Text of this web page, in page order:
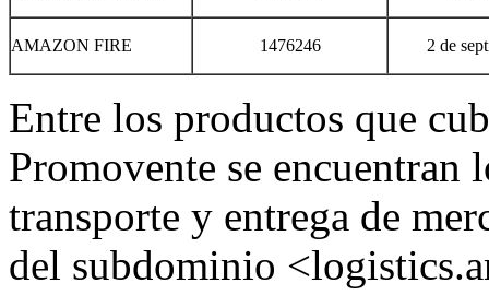
AMAZON FIRE 1476246 2 de
Entre los productos que
Promovente se encuentran
transporte y entrega de
del subdominio